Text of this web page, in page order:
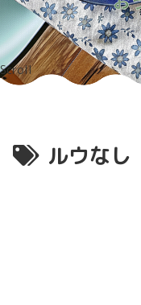
Scroll
ルウなし